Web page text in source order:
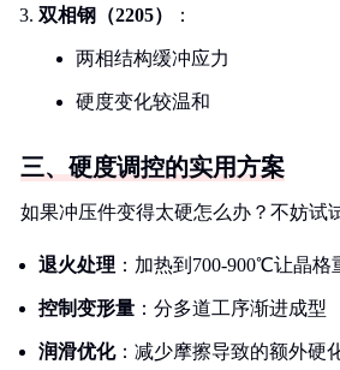
双相钢（2205） ：
两相结构缓冲应力
硬度变化较温和
三、硬度调控的实用方案
如果冲压件变得太硬怎么办？不妨试
退火处理 ：加热到700-900℃让晶格
控制变形量 ：分多道工序渐进成型
润滑优化：减少摩擦导致的额外硬